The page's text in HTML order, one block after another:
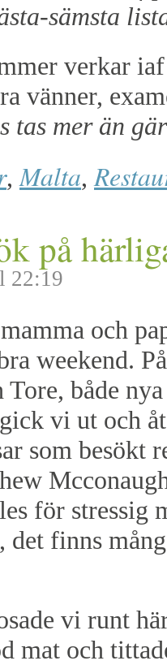
sämsta
verkar
vänner,
tas mer än
,Malta,
på
22:19
och
weekend.
både
vi ut och
som besökt
för
det finns
vi runt
mat och